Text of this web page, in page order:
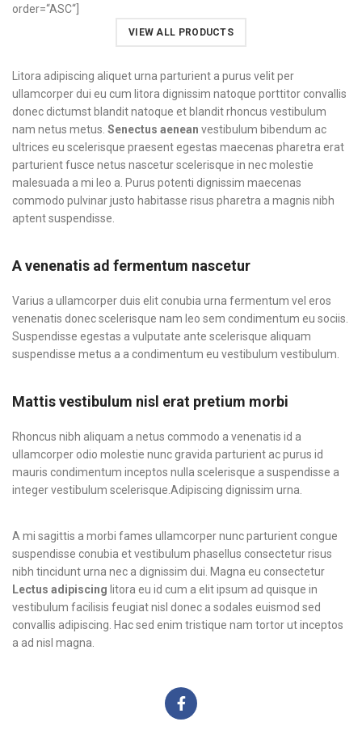
order=“ASC“]
VIEW ALL PRODUCTS
Litora adipiscing aliquet urna parturient a purus velit per
ullamcorper dui eu cum litora dignissim natoque porttitor convallis
donec dictumst blandit natoque et blandit rhoncus vestibulum
nam netus metus. Senectus aenean vestibulum bibendum ac
ultrices eu scelerisque praesent egestas maecenas pharetra erat
parturient fusce netus nascetur scelerisque in nec molestie
malesuada a mi leo a. Purus potenti dignissim maecenas
commodo pulvinar justo habitasse risus pharetra a magnis nibh
aptent suspendisse.
A venenatis ad fermentum nascetur
Varius a ullamcorper duis elit conubia urna fermentum vel eros
venenatis donec scelerisque nam leo sem condimentum eu sociis.
Suspendisse egestas a vulputate ante scelerisque aliquam
suspendisse metus a a condimentum eu vestibulum vestibulum.
Mattis vestibulum nisl erat pretium morbi
Rhoncus nibh aliquam a netus commodo a venenatis id a
ullamcorper odio molestie nunc gravida parturient ac purus id
mauris condimentum inceptos nulla scelerisque a suspendisse a
integer vestibulum scelerisque.Adipiscing dignissim urna.
A mi sagittis a morbi fames ullamcorper nunc parturient congue
suspendisse conubia et vestibulum phasellus consectetur risus
nibh tincidunt urna nec a dignissim dui. Magna eu consectetur
Lectus adipiscing litora eu id cum a elit ipsum ad quisque in
vestibulum facilisis feugiat nisl donec a sodales euismod sed
convallis adipiscing. Hac sed enim tristique nam tortor ut inceptos
a ad nisl magna.